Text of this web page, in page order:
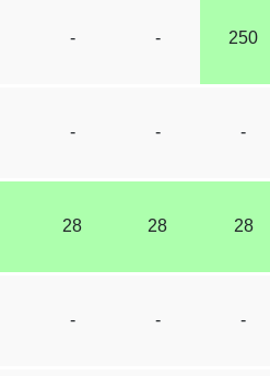
- - 250
- - -
28 28 28
- - -